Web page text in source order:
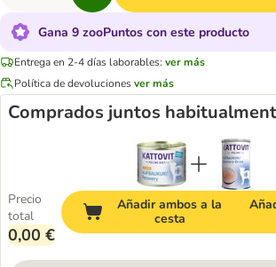
Gana 9 zooPuntos con este producto
Entrega en 2-4 días laborables: ver más
Política de devolucionesver más
Comprados juntos
Precio
total
0,00 €
Añadir ambos a la
cesta